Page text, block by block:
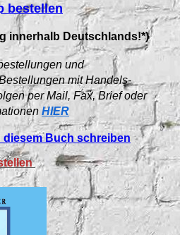
bestellen
innerhalb Deutschlands!*)
und
mit Handels-
per Mail, Fax, Brief oder
HIER
diesem Buch schreiben